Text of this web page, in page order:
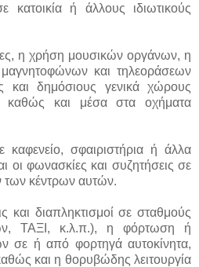
ή άλλους ιδιωτικούς
η χρήση μουσικών οργάνων, η
και τηλεοράσεων
και δημόσιους γενικά χώρους
καθώς και μέσα στα οχήματα
σφαιριστήρια ή άλλα
οι φωνασκίες και συζητήσεις σε
κέντρων αυτών.
και διαπληκτισμοί σε σταθμούς
ΤΑΞΙ, κ.λ.π.), η φόρτωση ή
σε ή από φορτηγά αυτοκίνητα,
και η θορυβώδης λειτουργία